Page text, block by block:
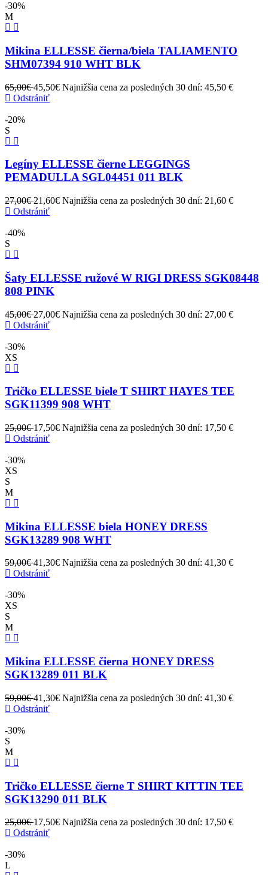
-30%
M
Mikina ELLESSE čierna/biela TALIAMENTO
SHM07394 910 WHT BLK
65,00€45,50€ Najnižšia cena za posledných 30 dní: 45,50 €
Odstrániť
-20%
S
Legíny ELLESSE čierne LEGGINGS
PEMADULLA SGL04451 011 BLK
27,00€21,60€ Najnižšia cena za posledných 30 dní: 21,60 €
Odstrániť
-40%
S
Šaty ELLESSE ružové W RIGI DRESS SGK08448
808 PINK
45,00€27,00€ Najnižšia cena za posledných 30 dní: 27,00 €
Odstrániť
-30%
XS
Tričko ELLESSE biele T SHIRT HAYES TEE
SGK11399 908 WHT
25,00€17,50€ Najnižšia cena za posledných 30 dní: 17,50 €
Odstrániť
-30%
XS
S
M
Mikina ELLESSE biela HONEY DRESS
SGK13289 908 WHT
59,00€41,30€ Najnižšia cena za posledných 30 dní: 41,30 €
Odstrániť
-30%
XS
S
M
Mikina ELLESSE čierna HONEY DRESS
SGK13289 011 BLK
59,00€41,30€ Najnižšia cena za posledných 30 dní: 41,30 €
Odstrániť
-30%
S
M
Tričko ELLESSE čierne T SHIRT KITTIN TEE
SGK13290 011 BLK
25,00€17,50€ Najnižšia cena za posledných 30 dní: 17,50 €
Odstrániť
-30%
L